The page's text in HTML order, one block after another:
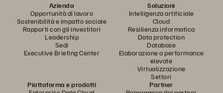
Azienda
Opportunità di lavoro
Sostenibilità e impatto sociale
Rapporti con gli investitori
Leadership
Sedi
Executive Briefing Center
Soluzioni
Intelligenza artificiale
Cloud
Resilienza informatica
Data protection
Database
Elaborazione a performance
elevate
Virtualizzazione
Settori
Piattaforma e prodotti
Partner